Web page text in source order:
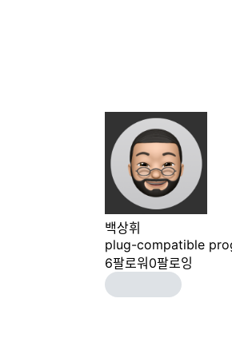
백상휘
plug-compatible
6팔로워 0팔로잉